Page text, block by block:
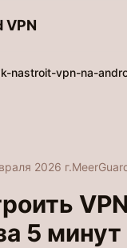
VPN
nastroit-vpn-na-
2026 г.
5 минут